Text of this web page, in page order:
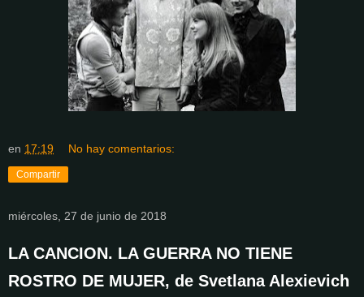
en 17:19 No hay comentarios:
Compartir
miércoles, 27 de junio de 2018
LA CANCION. LA GUERRA NO TIENE
ROSTRO DE MUJER, de Svetlana Alexievich